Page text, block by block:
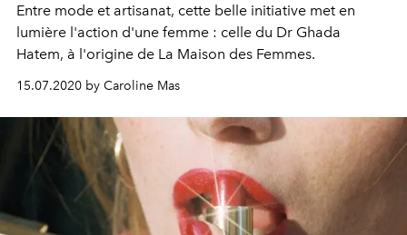
Entre mode et artisanat, cette belle initiative met en
lumière l'action d'une femme : celle du Dr Ghada
Hatem, à l'origine de La Maison des Femmes.
15.07.2020 by Caroline Mas